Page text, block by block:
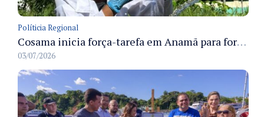
Políticia Regional
Cosama inicia força-tarefa em Anamã para fortalecer abastecimento de água e segurança hídrica da população
03/07/2026